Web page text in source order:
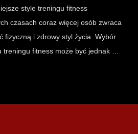
style treningu fitness
czasach coraz więcej osób zwraca
fizyczną i zdrowy styl życia. Wybór
treningu fitness może być jednak …